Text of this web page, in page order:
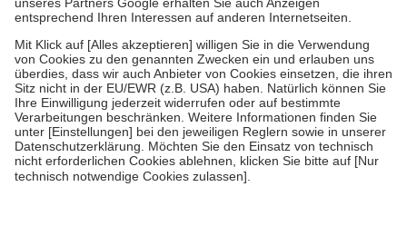
Um das Engagement der Versicherten für ihre eigene Gesundheit zu
stärken und die besondere Stellung der Familie zu unterstützen,
fallenkeine Zuzahlungenan bei:
• Kindern und Jugendlichen bis zum vollendeten 18. Lebensjahr
mit Ausnahme der Fahrkosten
• Untersuchungen zur Vorsorge und Früherkennung, die von der
GKV getragen werden
• empfohlenen Schutzimpfungen
• Harn- und Blutteststreifen